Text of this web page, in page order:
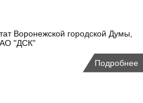
Воронежской городской Думы,
АО "ДСК"
Подробнее